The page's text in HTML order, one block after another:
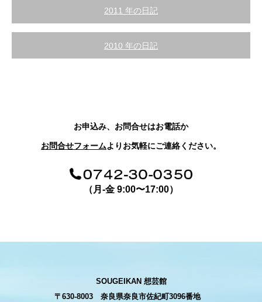
2011 年の日記
2010 年の日記
お申込み、お問合せはお電話か
お問合せフォームよりお気軽にご連絡ください。
（月-金 9:00〜17:00）
SOUGEIKAN 想芸館
〒630-8003 奈良県奈良市佐紀町3096番地